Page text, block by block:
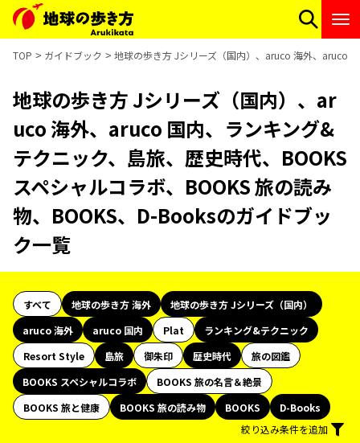
TOP ガイドブック 地球の歩き方 Jシリーズ（国内）、aruco 海外、aruco
地球の歩き方 Jシリーズ（国内）、ar
uco 海外、aruco 国内、ランキング&
テクニック、島旅、歴史時代、BOOKS
スペシャルコラボ、BOOKS 旅の読み
物、BOOKS、D-Booksのガイドブッ
ク一覧
すべて 地球の歩き方 海外
地球の歩き方 Jシリーズ（国内）
aruco 海外
aruco 国内 Plat
ランキング&テクニック
Resort Style
島旅 御朱印 歴史時代
旅の図鑑
BOOKS スペシャルコラボ
BOOKS 旅の名言＆絶景
BOOKS 旅と健康
BOOKS 旅の読み物 BOOKS
D-Books
絞り込み条件を追加